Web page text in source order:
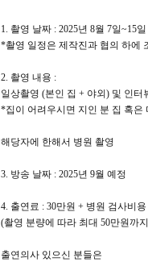
1. 촬영 날짜 : 2025년 8월 7일~15
*촬영 일정은 제작진과 협의 하에
2. 촬영 내용 :
일상촬영 (본인 집 + 야외) 및 인터
*집이 어려우시면 지인 분 집 혹은
해당자에 한해서 병원 촬영
3. 방송 날짜 : 2025년 9월 예정​
4. 출연료 : 30만원 + 병원 검사비용
(촬영 분량에 따라 최대 50만원까
출연의사 있으신 분들은